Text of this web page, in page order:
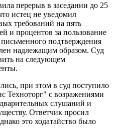
перерыв в заседании до 25
истец не уведомил
требований на пять
и процентов за пользование
подтверждения
надлежащим образом. Суд
на следующем
при этом в суд поступило
Техноторг" с возражениями
слушаний и
Ответчик просил
это ходатайство было